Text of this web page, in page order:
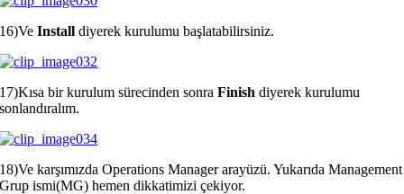
16)VeInstall diyerek kurulumu başlatabilirsiniz.
17)Kısa bir kurulum sürecinden sonraFinish diyerek kurulumu
sonlandıralım.
18)Ve karşımızda Operations Manager arayüzü. Yukarıda Management
Grup ismi(MG) hemen dikkatimizi çekiyor.